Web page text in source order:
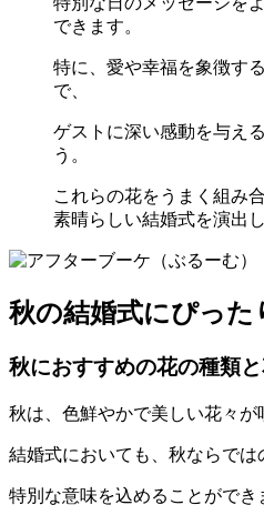
できます。
特に、愛や幸福を象徴す
で、
ゲストに深い感動を与え
う。
これらの花をうまく組み
素晴らしい結婚式を演出
秋の結婚式にぴっ
秋におすすめの花の種類と
秋は、色鮮やかで美しい花々が
結婚式においても、秋ならでは
特別な意味を込めることができ